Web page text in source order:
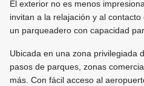
El exterior no es menos
invitan a la relajación y al
un parqueadero con capacidad
Ubicada en una zona privilegiada
pasos de parques zonas
más. Con fácil acceso al